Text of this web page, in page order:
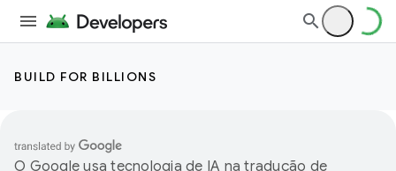
BUILD FOR BILLIONS
O Google usa tecnologia de IA na tradução de